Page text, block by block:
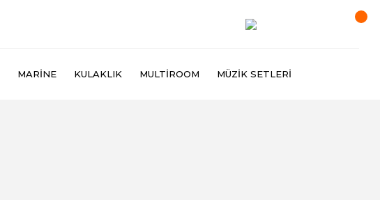
MARINE KULAKLIK MULTIROOM MÜZIK SETLERI